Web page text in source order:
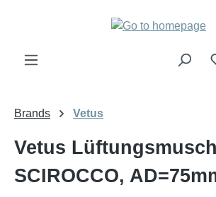
Brands Vetus
Vetus
SCIROCCO,